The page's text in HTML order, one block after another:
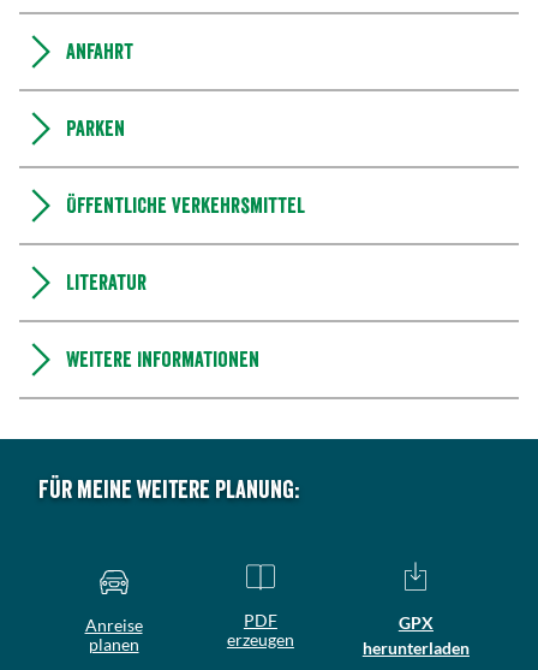
Anfahrt
Parken
Öffentliche Verkehrsmittel
Literatur
Weitere Informationen
Für meine weitere Planung:
Anreise
planen
PDF
erzeugen
GPX
herunterladen